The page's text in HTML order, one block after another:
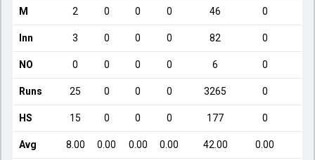
M 2 0 0 0 46 0
Inn 3 0 0 0 82 0
NO 0 0 0 0 6 0
Runs 25 0 0 0 3265 0
HS 15 0 0 0 177 0
Avg 8.00 0.00 0.00 0.00 42.00 0.00